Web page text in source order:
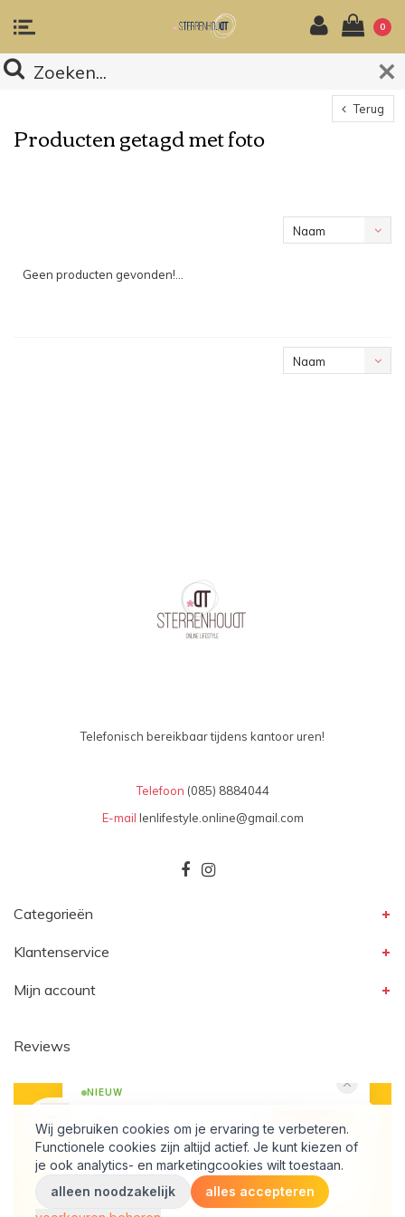
0
Terug
Producten getagd met foto
Naam
Geen producten gevonden!...
Naam
Telefonisch bereikbaar tijdens kantoor uren!
Telefoon (085) 8884044
E-mail lenlifestyle.online@gmail.com
Categorieën
Klantenservice
Mijn account
Reviews